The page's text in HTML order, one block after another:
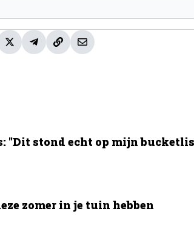
"Dit stond echt op mijn
zomer in je tuin hebben